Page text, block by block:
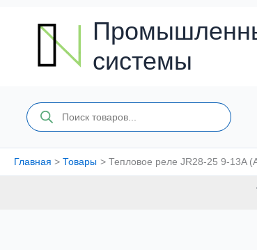
содержимому
системы
Поиск
товаров
Главная Товары Тепловое реле JR28-25 9-13A